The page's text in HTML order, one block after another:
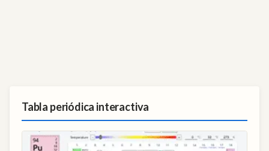
Tabla periódica interactiva